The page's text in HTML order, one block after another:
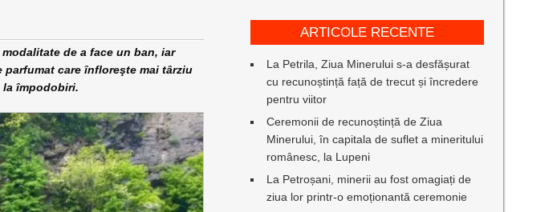
de a face un ban, iar
care înfloreşte mai târziu
la împodobiri.
ARTICOLE RECENTE
La Petrila, Ziua Minerului s-a desfășurat
cu recunoștință față de trecut și încredere
pentru viitor
Ceremonii de recunoștință de Ziua
Minerului, în capitala de suflet a mineritului
românesc, la Lupeni
La Petroșani, minerii au fost omagiați de
ziua lor printr-o emoționantă ceremonie